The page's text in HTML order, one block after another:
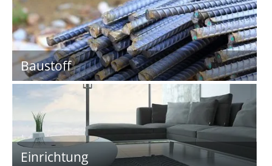
Baustoff
Einrichtung